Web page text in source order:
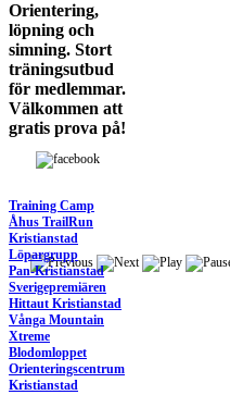
Orientering,
löpning och
simning. Stort
träningsutbud
för medlemmar.
Välkommen att
gratis prova på!
Training Camp
Åhus TrailRun
Kristianstad
Löpargrupp
Pan-Kristianstad
Sverigepremiären
Hittaut Kristianstad
Vånga Mountain
Xtreme
Blodomloppet
Orienteringscentrum
Kristianstad